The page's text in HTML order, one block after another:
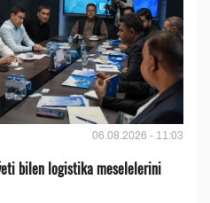
06.08.2026 - 11:03
bilen logistika meselelerini